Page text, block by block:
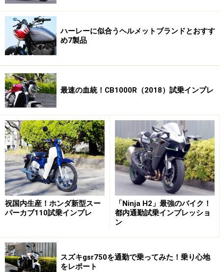
ハーレーに似合うヘルメットブランドとおすす
め7製品
最速の血統！CB1000R（2018）試乗インプレ
祝国内生産！ホンダ新型スー
パーカブ110試乗インプレ
「Ninja H2」最強のバイク！
都内通勤試乗インプレッショ
ン
スズキgsr750を通勤で乗ってみた！乗り心地
をレポート